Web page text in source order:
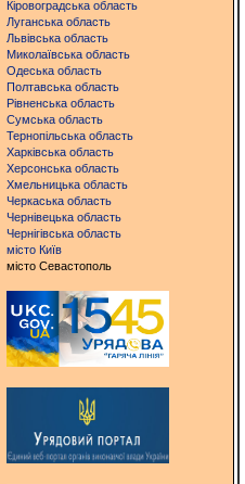
Кіровоградська область
Луганська область
Львівська область
Миколаївська область
Одеська область
Полтавська область
Рівненська область
Сумська область
Тернопільська область
Харківська область
Херсонська область
Хмельницька область
Черкаська область
Чернівецька область
Чернігівська область
місто Київ
місто Севастополь